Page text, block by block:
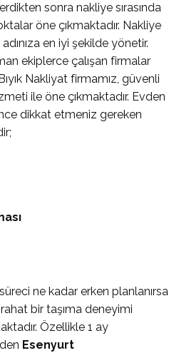
sonra nakliye sırasında
öne çıkmaktadır. Nakliye
en iyi şekilde yönetir.
ekiplerce çalışan firmalar
Nakliyat firmamız, güvenli
ile öne çıkmaktadır. Evden
dikkat etmeniz gereken
ne kadar erken planlanırsa
bir taşıma deneyimi
Özellikle 1 ay
Esenyurt